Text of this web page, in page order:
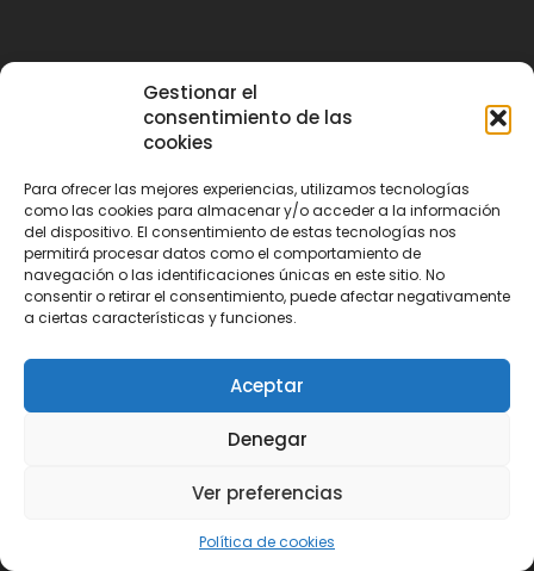
Gestionar el
consentimiento de las
cookies
Para ofrecer las mejores experiencias, utilizamos tecnologías
como las cookies para almacenar y/o acceder a la información
del dispositivo. El consentimiento de estas tecnologías nos
permitirá procesar datos como el comportamiento de
navegación o las identificaciones únicas en este sitio. No
consentir o retirar el consentimiento, puede afectar negativamente
a ciertas características y funciones.
Aceptar
Denegar
Ver preferencias
Política de cookies
Ayuntamiento
Corporación Municipal
Sede Electrónica
Perfil del Contratante
Huetor Santillán
Historia General